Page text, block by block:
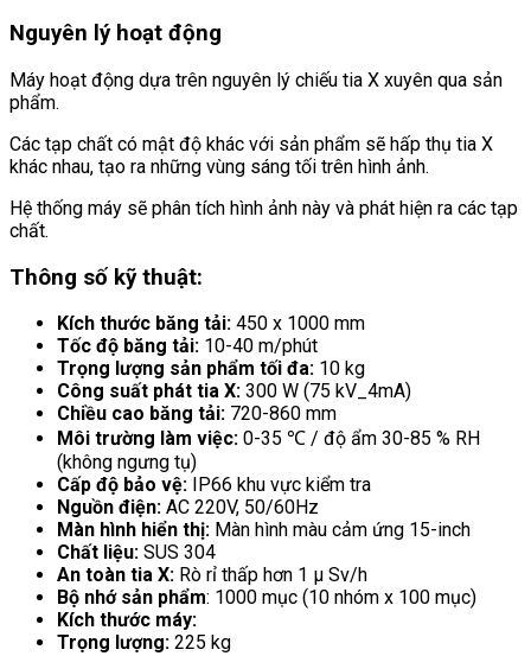
Nguyên lý hoạt động
Máy hoạt động dựa trên nguyên lý chiếu tia X xuyên qua sản
phẩm.
Các tạp chất có mật độ khác với sản phẩm sẽ hấp thụ tia X
khác nhau, tạo ra những vùng sáng tối trên hình ảnh.
Hệ thống máy sẽ phân tích hình ảnh này và phát hiện ra các tạp
chất.
Thông số kỹ thuật:
Kích thước băng tải: 450 x 1000 mm
Tốc độ băng tải: 10-40 m/phút
Trọng lượng sản phẩm tối đa: 10 kg
Công suất phát tia X: 300 W (75 kV_4mA)
Chiều cao băng tải: 720-860 mm
Môi trường làm việc: 0-35 ℃ / độ ẩm 30-85 % RH
(không ngưng tụ)
Cấp độ bảo vệ:
IP66 khu vực kiểm tra
Nguồn điện: AC 220V, 50/60Hz
Màn hình hiển thị: Màn hình màu cảm ứng 15-inch
Chất liệu: SUS 304
An toàn tia X: Rò rỉ thấp hơn 1 μ Sv/h
Bộ nhớ sản phẩm: 1000 mục (10 nhóm x 100 mục)
Kích thước máy:
Trọng lượng: 225 kg